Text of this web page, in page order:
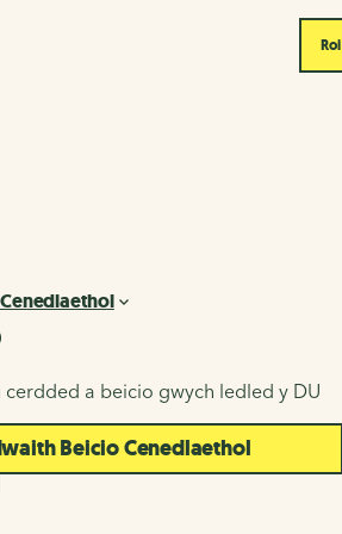
Roi
a beicio gwych ledled y DU
Beicio Cenedlaethol